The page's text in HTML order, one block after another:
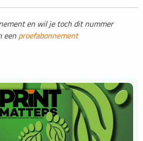
en wil je toch dit nummer
eenproefabonnement